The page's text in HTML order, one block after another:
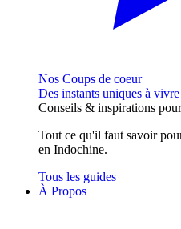
Nos Coups de coeur
Des instants uniques à vivre
Conseils & inspirations
Tout ce qu'il faut savoir
en Indochine.
Tous les guides
À Propos